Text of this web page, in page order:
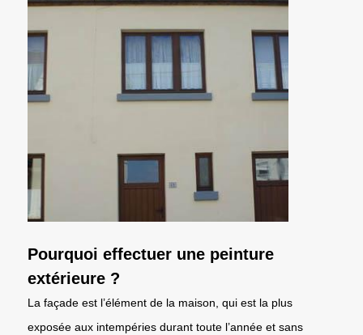
Pourquoi effectuer une peinture
extérieure ?
La façade est l’élément de la maison, qui est la plus
exposée aux intempéries durant toute l’année et sans